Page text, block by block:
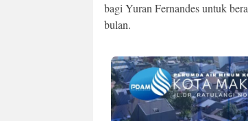
bagi Yuran Fernandes untuk
bulan.